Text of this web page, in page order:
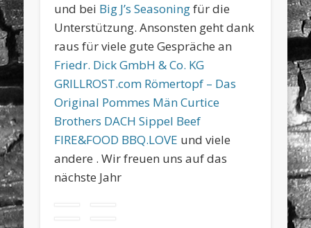
und bei Big J’s Seasoningfür die
Unterstützung. Ansonsten geht dank
raus für viele gute Gespräche an
Friedr. Dick GmbH & Co. KG
GRILLROST.com Römertopf – Das
Original Pommes MänCurtice
Brothers DACH Sippel Beef
FIRE&FOOD BBQ.LOVE und viele
andere . Wir freuen uns auf das
nächste Jahr